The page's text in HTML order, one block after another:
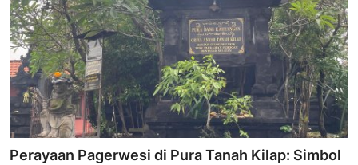
Perayaan Pagerwesi di Pura Tanah Kilap: Simbol